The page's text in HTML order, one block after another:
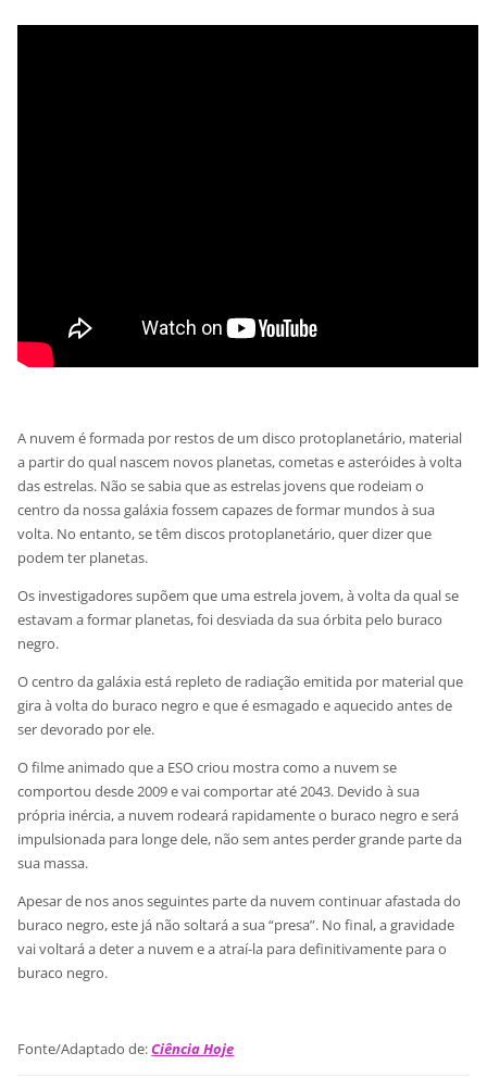
A nuvem é formada por restos de um disco protoplanetário, material
a partir do qual nascem novos planetas, cometas e asteróides à volta
das estrelas. Não se sabia que as estrelas jovens que rodeiam o
centro da nossa galáxia fossem capazes de formar mundos à sua
volta. No entanto, se têm discos protoplanetário, quer dizer que
podem ter planetas.
Os investigadores supõem que uma estrela jovem, à volta da qual se
estavam a formar planetas, foi desviada da sua órbita pelo buraco
negro.
O centro da galáxia está repleto de radiação emitida por material que
gira à volta do buraco negro e que é esmagado e aquecido antes de
ser devorado por ele.
O filme animado que a ESO criou mostra como a nuvem se
comportou desde 2009 e vai comportar até 2043. Devido à sua
própria inércia, a nuvem rodeará rapidamente o buraco negro e será
impulsionada para longe dele, não sem antes perder grande parte da
sua massa.
Apesar de nos anos seguintes parte da nuvem continuar afastada do
buraco negro, este já não soltará a sua “presa”. No final, a gravidade
vai voltará a deter a nuvem e a atraí-la para definitivamente para o
buraco negro.
Fonte/Adaptado de:Ciência Hoje